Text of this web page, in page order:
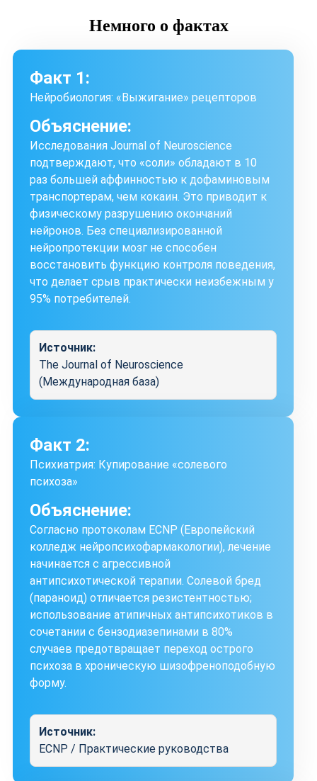
Немного о фактах
Факт 1:
Нейробиология: «Выжигание» рецепторов
Объяснение:
Исследования Journal of Neuroscience
подтверждают, что «соли» обладают в 10
раз большей аффинностью к дофаминовым
транспортерам, чем кокаин. Это приводит к
физическому разрушению окончаний
нейронов. Без специализированной
нейропротекции мозг не способен
восстановить функцию контроля поведения,
что делает срыв практически неизбежным у
95% потребителей.
Источник:
The Journal of Neuroscience
(Международная база)
Факт 2:
Психиатрия: Купирование «солевого
психоза»
Объяснение:
Согласно протоколам ECNP (Европейский
колледж нейропсихофармакологии), лечение
начинается с агрессивной
антипсихотической терапии. Солевой бред
(параноид) отличается резистентностью;
использование атипичных антипсихотиков в
сочетании с бензодиазепинами в 80%
случаев предотвращает переход острого
психоза в хроническую шизофреноподобную
форму.
Источник:
ECNP / Практические руководства